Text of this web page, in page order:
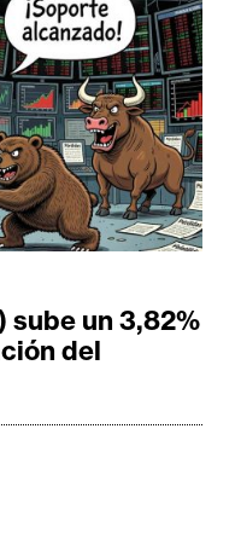
sube un 3,82%
del